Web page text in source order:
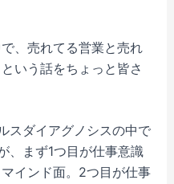
、売れてる営業と売れ
いう話をちょっと皆さ
スダイアグノシスの中で
、まず1つ目が仕事意識
インド面。2つ目が仕事